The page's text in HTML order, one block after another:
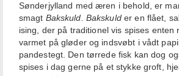
Sønderjylland med æren i behold, er
smagt Bakskuld. Bakskulder en flået,
ising, der på traditionel vis spises enten
varmet på gløder og indsvøbt i vådt
pandestegt. Den tørrede fisk kan dog
spises i dag gerne på et stykke groft,